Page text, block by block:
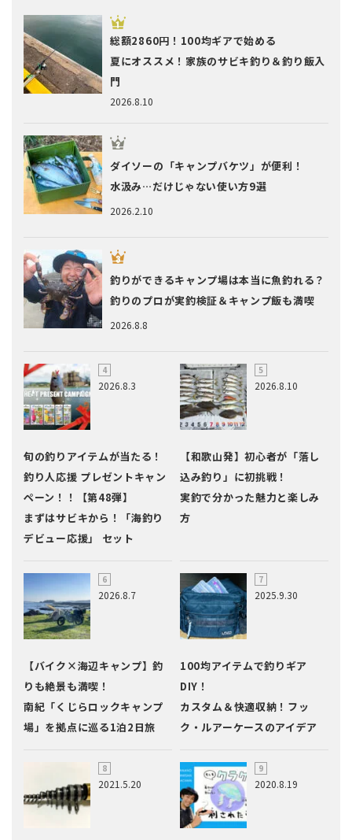
2026.8.10
総額2860円！100均ギアで始める
夏にオススメ！家族のサビキ釣り＆釣り飯入
門
2026.2.10
ダイソーの「キャンプバケツ」が便利！
水汲み…だけじゃない使い方9選
2026.8.8
釣りができるキャンプ場は本当に魚釣れる？
釣りのプロが実釣検証＆キャンプ飯も満喫
2026.8.3
旬の釣りアイテムが当たる！
釣り人応援 プレゼントキャン
ペーン！！【第48弾】
まずはサビキから！「海釣り
デビュー応援」 セット
2026.8.10
【和歌山発】初心者が「落し
込み釣り」に初挑戦！
実釣で分かった魅力と楽しみ
方
2026.8.7
【バイク×海辺キャンプ】釣
りも絶景も満喫！
南紀「くじらロックキャンプ
場」を拠点に巡る1泊2日旅
2025.9.30
100均アイテムで釣りギア
DIY！
カスタム＆快適収納！フッ
ク・ルアーケースのアイデア
2021.5.20 2020.8.19